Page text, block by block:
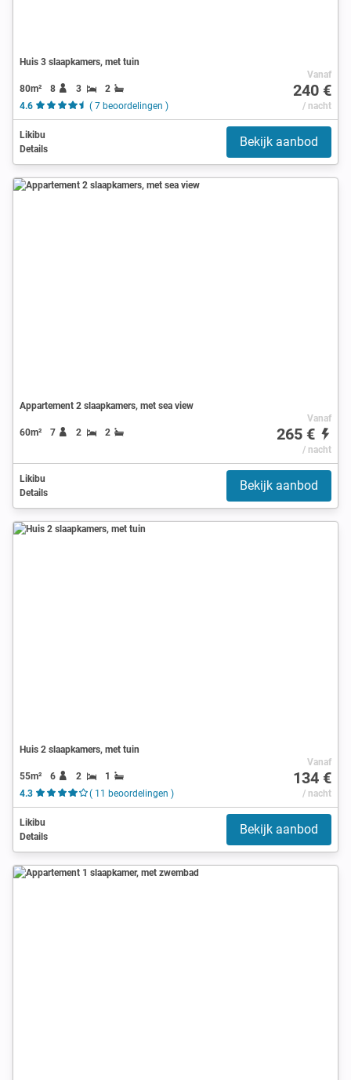
Huis 3 slaapkamers, met tuin
80m² 8 3
2
4.6
( 7 beoordelingen )
Vanaf
240 €
/ nacht
Likibu
Details
Bekijk aanbod
Appartement 2 slaapkamers, met sea view
60m² 7 2 2
Vanaf
265 €
/ nacht
Likibu
Details
Bekijk aanbod
Huis 2 slaapkamers, met tuin
55m² 6 2
1
4.3
( 11 beoordelingen )
Vanaf
134 €
/ nacht
Likibu
Details
Bekijk aanbod